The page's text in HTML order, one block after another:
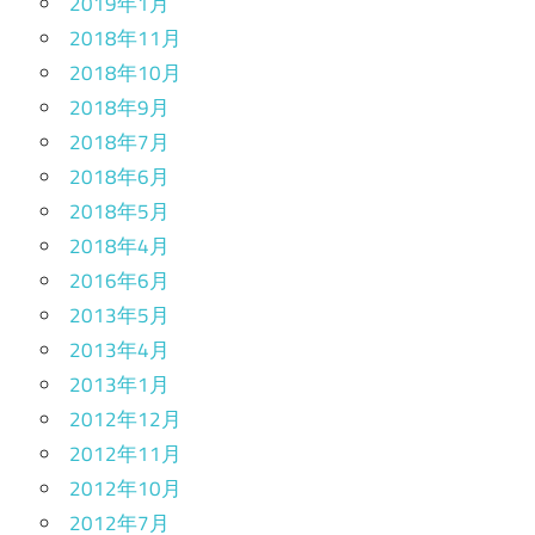
2018年11月
2018年10月
2018年9月
2018年7月
2018年6月
2018年5月
2018年4月
2016年6月
2013年5月
2013年4月
2013年1月
2012年12月
2012年11月
2012年10月
2012年7月